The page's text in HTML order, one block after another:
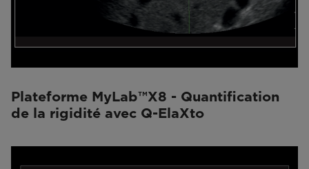
Plateforme MyLab™X8 - Quantification
de la rigidité avec Q-ElaXto